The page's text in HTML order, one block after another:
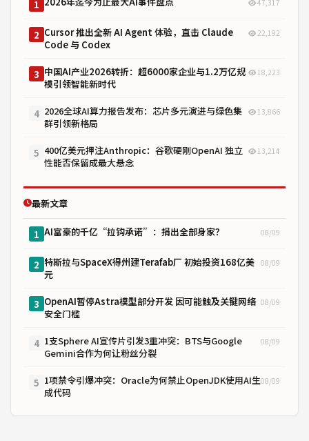
1 47,317
2 Cursor 推出全新 AI Agent 体验，直击 Claude
Code 与 Codex
22,192
3 中国AI产业2026转折：超6000家企业与1.2万亿规
模引领智能新时代
18,223
4 2026全球AI算力报告发布：芯片多元演进与绿色集
群引领新格局
13,866
5 400亿美元押注Anthropic：谷歌硬刚OpenAI 独立
性能否保留成最大悬念
13,214
最新文章
1 AI富豪的千亿“拉钩承诺”：捐出全部身家？ 08/09
2 特斯拉与SpaceX得州建Terafab厂 初始投资168亿美
元
08/09
3 OpenAI暂停Astra模型部分开发 因可能触及关键网络
安全门槛
08/09
4 1支Sphere AI宣传片引发3重冲突：BTS与Google
Gemini合作为何让粉丝分裂
08/09
5 1项禁令引爆冲突：Oracle为何禁止OpenJDK使用AI生
成代码
08/09